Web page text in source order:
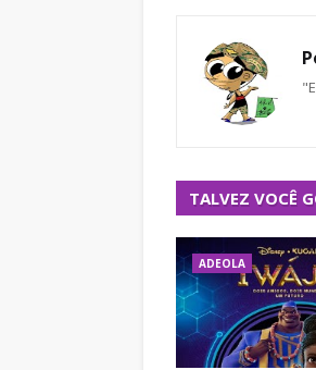
TALVEZ VOCÊ
ADEOLA